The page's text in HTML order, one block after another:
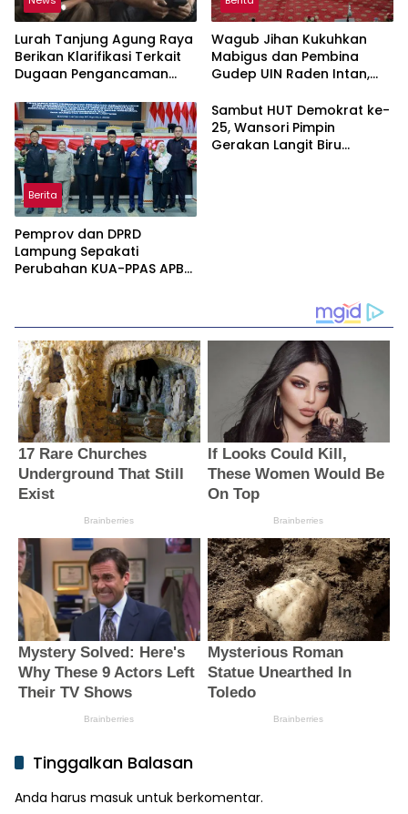
Lurah Tanjung Agung Raya
Berikan Klarifikasi Terkait
Dugaan Pengancaman
Berujung Laporan ke Polisi
Wagub Jihan Kukuhkan
Mabigus dan Pembina
Gudep UIN Raden Intan,
Karakter Generasi Muda
Berita
Pemprov dan DPRD
Lampung Sepakati
Perubahan KUA-PPAS APBD
Sambut HUT Demokrat ke-
25, Wansori Pimpin
Gerakan Langit Biru
Tinggalkan Balasan
Anda harus masuk untuk berkomentar.